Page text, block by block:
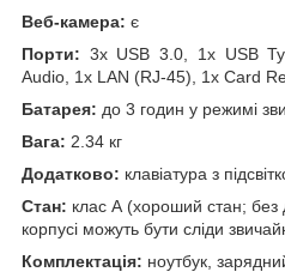
Веб-камера: є
Порти: 3x USB 3.0, 1x USB
Audio, 1x LAN (RJ-45), 1x Card
Батарея: до 3 годин у режимі
Вага: 2.34 кг
Додатково: клавіатура з
Стан: клас А (хороший стан; без
корпусі можуть бути сліди
Комплектація: ноутбук,